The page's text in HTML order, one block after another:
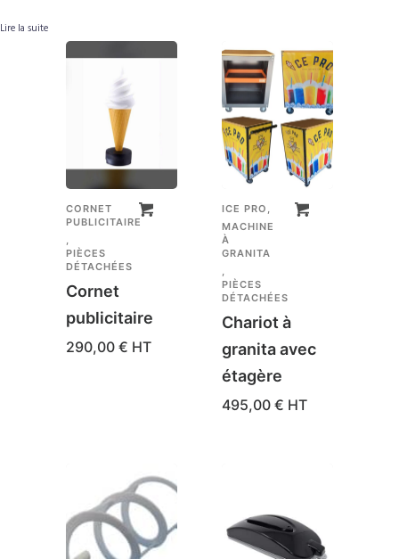
Lire la suite
CORNET
PUBLICITAIRE
,
PIÈCES
DÉTACHÉES
Cornet
publicitaire
290,00 € HT
ICE PRO ,
MACHINE
À
GRANITA
,
PIÈCES
DÉTACHÉES
Chariot à
granita avec
étagère
495,00 € HT